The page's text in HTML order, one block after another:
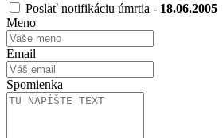
Poslať notifikáciu úmrtia - 18.06.2005
Meno
Email
Spomienka